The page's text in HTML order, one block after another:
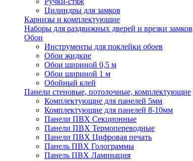
Цилиндры для замков
Карнизы и комплектующие
Наборы для раздвижных дверей и врезки замков
Обои
Инструменты для поклейки обоев
Обои жидкие
Обои шириной 0,5 м
Обои шириной 1 м
Обойный клей
Панели стеновые, потолочные, комплектующие
Комплектующие для панелей 5мм
Комплектующие для панелей 8-10мм
Панели ПВХ Секционные
Панели ПВХ Термопереводные
Панели ПВХ Цифровая печать
Панель ПВХ Голограммы
Панель ПВХ Ламинация